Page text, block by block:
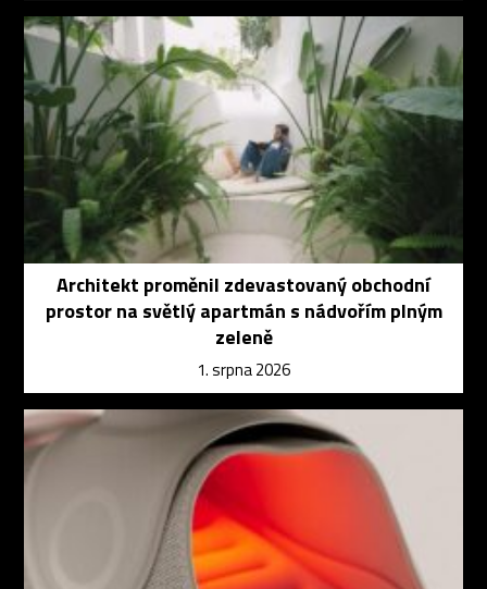
Architekt proměnil zdevastovaný obchodní
prostor na světlý apartmán s nádvořím plným
zeleně
1. srpna 2026